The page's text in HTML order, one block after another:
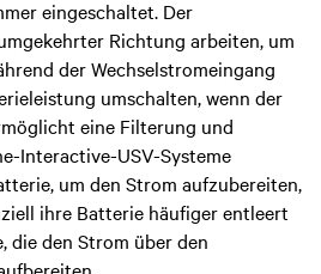
eingeschaltet. Der
Richtung arbeiten, um
der Wechselstromeingang
umschalten, wenn der
eine Filterung und
Interactive-USV-Systeme
um den Strom aufzubereiten,
ihre Batterie häufiger entleert
die den Strom über den